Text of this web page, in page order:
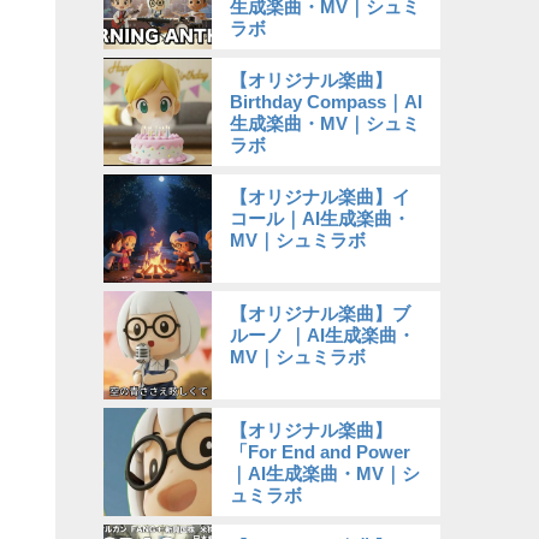
生成楽曲・MV｜シュミ
ラボ
【オリジナル楽曲】
Birthday Compass｜AI
生成楽曲・MV｜シュミ
ラボ
【オリジナル楽曲】イ
コール｜AI生成楽曲・
MV｜シュミラボ
【オリジナル楽曲】ブ
ルーノ ｜AI生成楽曲・
MV｜シュミラボ
【オリジナル楽曲】
「For End and Power
｜AI生成楽曲・MV｜シ
ュミラボ